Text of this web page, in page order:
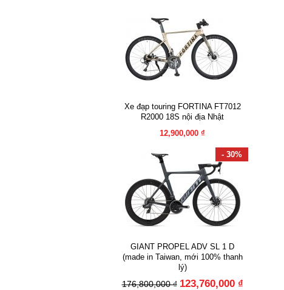
Xe đạp touring FORTINA FT7012
R2000 18S nội địa Nhật
12,900,000 ₫
- 30%
GIANT PROPEL ADV SL 1 D
(made in Taiwan, mới 100% thanh
lý)
176,800,000 ₫ 123,760,000 ₫